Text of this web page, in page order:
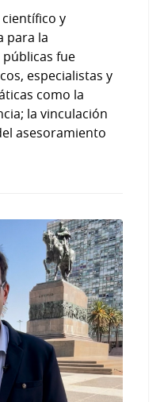
y
para la
fue
especialistas y
como la
la vinculación
asesoramiento